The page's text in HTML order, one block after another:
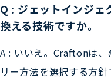
Q : ジェットインジェ
換える技術ですか。
A : いいえ。Craftonは
リー方法を選択する方